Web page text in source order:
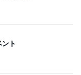
ト